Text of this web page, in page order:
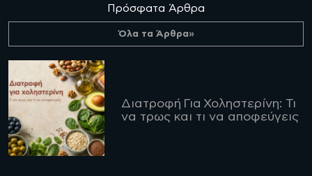
Πρόσφατα Άρθρα
Όλα τα Άρθρα»
Διατροφή Για Χοληστερίνη: Τι
να τρως και τι να αποφεύγεις